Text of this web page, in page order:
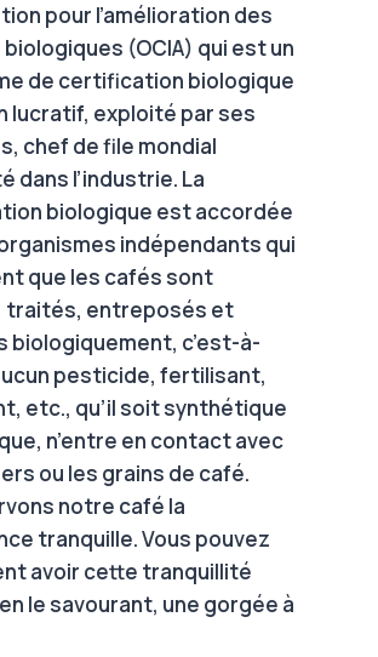
pour l’amélioration des
(OCIA) qui est un
de certification biologique
lucratif, exploité par ses
chef de file mondial
dans l’industrie. La
biologique est accordée
indépendants qui
que les cafés sont
traités, entreposés et
biologiquement, c’est-à-
pesticide, fertilisant,
etc., qu’il soit synthétique
n’entre en contact avec
ou les grains de café.
notre café la
tranquille. Vous pouvez
avoir cette tranquillité
le savourant, une gorgée à